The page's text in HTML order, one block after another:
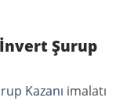
Şurup
Kazanı imalatı